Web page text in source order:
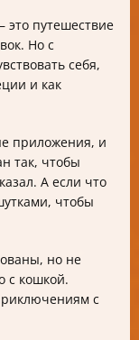
это путешествие
Но с
себя,
и как
приложения, и
так, чтобы
А если что
чтобы
но не
с кошкой.
с